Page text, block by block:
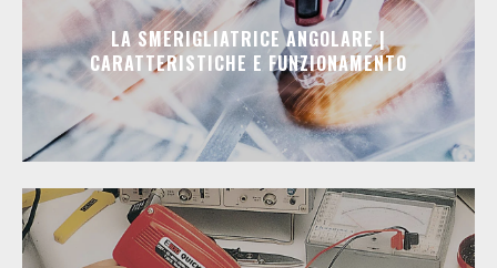
LA SMERIGLIATRICE ANGOLARE |
CARATTERISTICHE E FUNZIONAMENTO